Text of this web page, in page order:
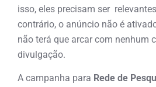
isso, eles precisam ser
contrário, o anúncio não é
não terá que arcar com nenhum
divulgação.
A campanha para Rede de